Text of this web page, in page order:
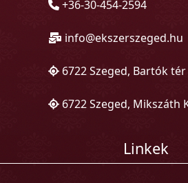
+36-30-454-2594
info@ekszerszeged.hu
6722 Szeged, Bartók tér
6722 Szeged, Mikszáth
Linkek